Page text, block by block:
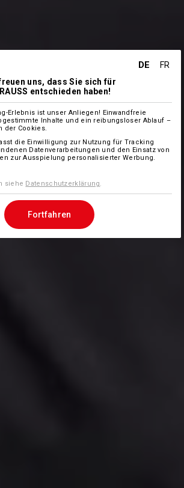
DE
FR
uns, dass Sie sich für
entschieden haben!
Erlebnis ist unser Anliegen! Einwandfreie
Inhalte und ein reibungsloser Ablauf –
der Cookies.
die Einwilligung zur Nutzung für Tracking
Datenverarbeitungen und den Einsatz von
zur Ausspielung personalisierter Werbung.
siehe Datenschutzerklärung
Fortfahren